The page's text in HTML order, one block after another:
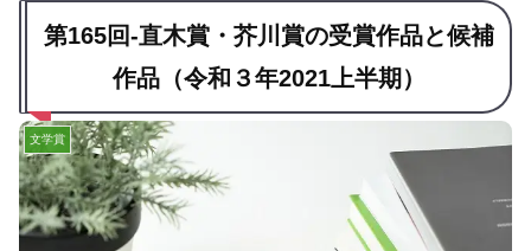
第165回-直木賞・芥川賞の受賞作品と候補
作品（令和３年2021上半期）
文学賞